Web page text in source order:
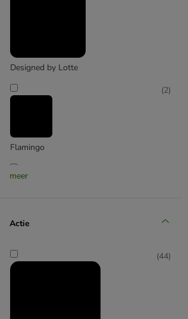
Designed by Lotte
Flamingo
(2)
Hunter
meer
Actie
(44)